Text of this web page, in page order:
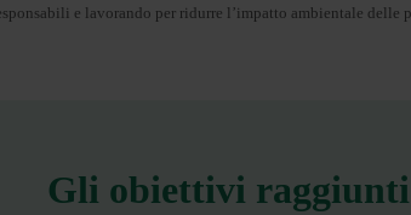
e lavorando per ridurre l’impatto ambientale delle
Gli obiettivi raggiunti